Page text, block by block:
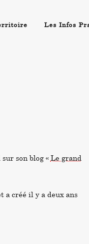
Les Infos
son blog « Le grand
a créé il y a deux ans